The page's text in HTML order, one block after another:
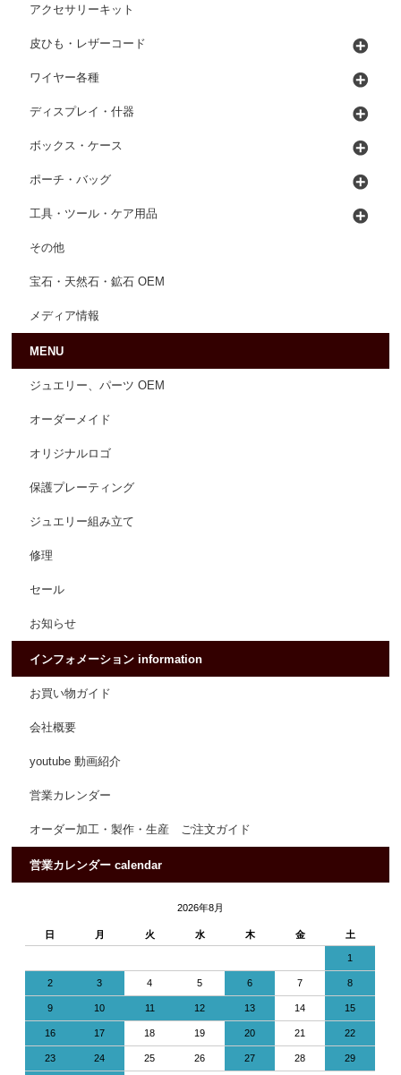
アクセサリーキット
皮ひも・レザーコード
ワイヤー各種
ディスプレイ・什器
ボックス・ケース
ポーチ・バッグ
工具・ツール・ケア用品
その他
宝石・天然石・鉱石 OEM
メディア情報
MENU
ジュエリー、パーツ OEM
オーダーメイド
オリジナルロゴ
保護プレーティング
ジュエリー組み立て
修理
セール
お知らせ
インフォメーション information
お買い物ガイド
会社概要
youtube 動画紹介
営業カレンダー
オーダー加工・製作・生産 ご注文ガイド
営業カレンダー calendar
2026年8月
日 月 火 水 木 金 土
1
2 3 4 5 6 7 8
9 10 11 12 13 14 15
16 17 18 19 20 21 22
23 24 25 26 27 28 29